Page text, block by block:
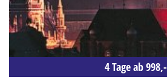
4 Tage ab 998,-